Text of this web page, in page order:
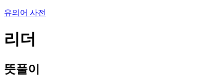
유의어 사전
리더
뜻풀이